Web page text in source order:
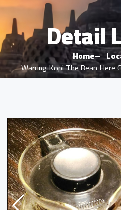
Detail
Home
Warung Kopi The Bean